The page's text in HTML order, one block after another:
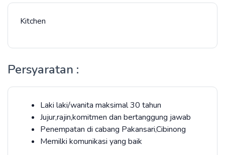
Kitchen
Persyaratan :
Laki laki/wanita maksimal 30 tahun
Jujur,rajin,komitmen dan bertanggung jawab
Penempatan di cabang Pakansari,Cibinong
Memilki komunikasi yang baik